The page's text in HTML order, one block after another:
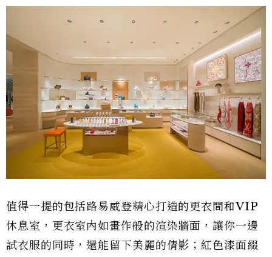
值得一提的包括路易威登精心打造的更衣間和VIP
休息室，更衣室內如畫作般的渲染牆面，讓你一邊
試衣服的同時，還能留下美麗的倩影；紅色漆面綴